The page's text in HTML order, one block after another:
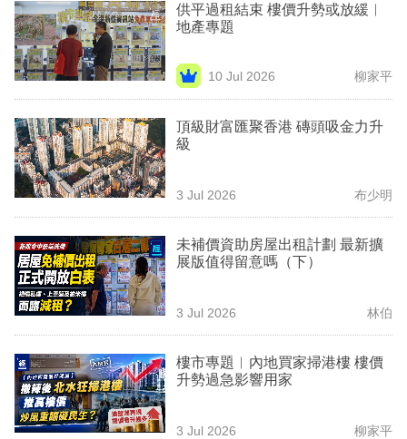
商
業
科
技
職
場
生
時
事
欄
訂
閱
供平過租結束 樓價升勢或放緩︳
地產專題
10 Jul 2026 柳家平
頂級財富匯聚香港 磚頭吸金力升
級
3 Jul 2026 布少明
未補價資助房屋出租計劃 最新擴
展版值得留意嗎（下）
3 Jul 2026 林伯
樓市專題︳內地買家掃港樓 樓價
升勢過急影響用家
3 Jul 2026 柳家平